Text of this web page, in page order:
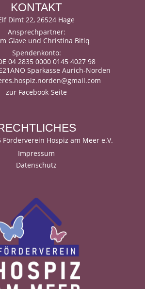
KONTAKT
Dimt 22, 26524 Hage
Ansprechpartner:
Glave und Christina Bitiq
Spendenkonto:
04 2835 0000 0145 4027 98
Sparkasse Aurich-Norden
zur Facebook-Seite
Förderverein Hospiz am Meer e.V.
Impressum
Datenschutz